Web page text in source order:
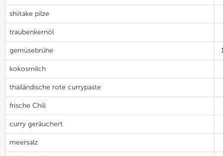
shiitake pilze
traubenkernöl
gemüsebrühe
kokosmilch
thailändische rote currypaste
frische Chili
curry geräuchert
meersalz